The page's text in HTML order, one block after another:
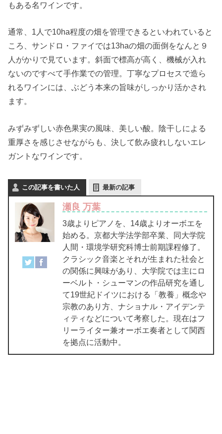
もある名ワインです。
通常、1人で10ha程度の畑を管理できるといわれていると
ころ、サンドロ・ファイでは13haの畑の面倒をなんと９
人がかりで見ています。斜面で標高が高く、機械が入れ
ないのですべて手作業での管理。丁寧なプロセスで造ら
れるワインには、ぶどう本来の旨味がしっかり活かされ
ます。
みずみずしい赤色果実の風味、美しい酸。陰干しによる
重厚さを感じさせながらも、決して飲み疲れしないエレ
ガントなワインです。
この記事を書いた人 最新の記事
瀬良 万葉
3歳よりピアノを、14歳よりオーボエを
始める。京都大学法学部卒業、同大学院
人間・環境学研究科博士前期課程修了。
クラシック音楽とそれが生まれた社会と
の関係に興味があり、大学院では主にロ
ーベルト・シューマンの作品研究を通し
て19世紀ドイツにおける「教養」概念や
宗教のあり方、ナショナル・アイデンテ
ィティなどについて考察した。現在はフ
リーライター兼オーボエ奏者として関西
を拠点に活動中。